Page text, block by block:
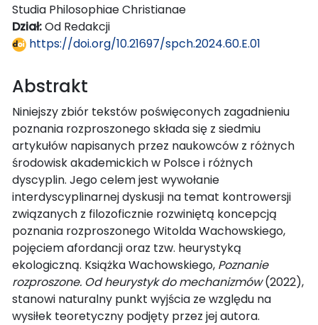
Studia Philosophiae Christianae
Dział:Od Redakcji
https://doi.org/10.21697/spch.2024.60.E.01
Abstrakt
Niniejszy zbiór tekstów poświęconych zagadnieniu
poznania rozproszonego składa się z siedmiu
artykułów napisanych przez naukowców z różnych
środowisk akademickich w Polsce i różnych
dyscyplin. Jego celem jest wywołanie
interdyscyplinarnej dyskusji na temat kontrowersji
związanych z filozoficznie rozwiniętą koncepcją
poznania rozproszonego Witolda Wachowskiego,
pojęciem afordancji oraz tzw. heurystyką
ekologiczną. Książka Wachowskiego, Poznanie
rozproszone. Od heurystyk do mechanizmów(2022),
stanowi naturalny punkt wyjścia ze względu na
wysiłek teoretyczny podjęty przez jej autora.